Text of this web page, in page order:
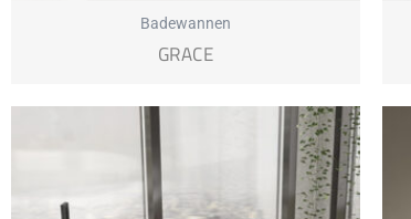
Badewannen
GRACE